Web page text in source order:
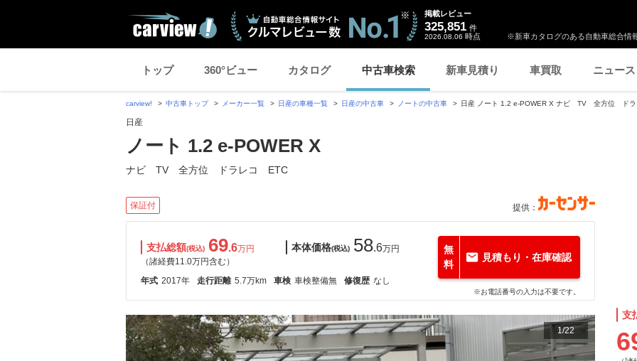
※新車カタログのある自動車総合情
掲載レビュー
325,851 件
2026.08.06 時点
トップ 360°ビュー カタログ 中古車検索 新車見積り 車買取 ニュース
carview! 中古車トップ メーカー一覧 日産の車種一覧 日産の中古車 ノートの中古車 日産 ノート 1.2 e-POWER X ナビ TV 全方位 ド
日産
ノート 1.2 e-POWER X
ナビ TV 全方位 ドラレコ ETC
保証付 提供：
支払総額(税込) 69.6万円
（諸経費11.0万円含む）
本体価格(税込) 58.6万円
年式 2017年 走行距離 5.7万km 車検 車検整備無 修復歴 なし
無
料
見積もり・在庫確認
※お電話番号の入力は不要です。
1/22
支